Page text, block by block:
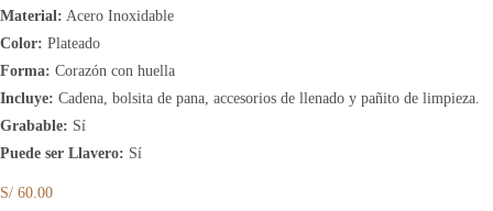
Material: Acero Inoxidable
Color: Plateado
Forma: Corazón con huella
Incluye: Cadena, bolsita de pana, accesorios de llenado y pañito de limpieza.
Grabable: Sí
Puede ser Llavero: Sí
S/ 60.00